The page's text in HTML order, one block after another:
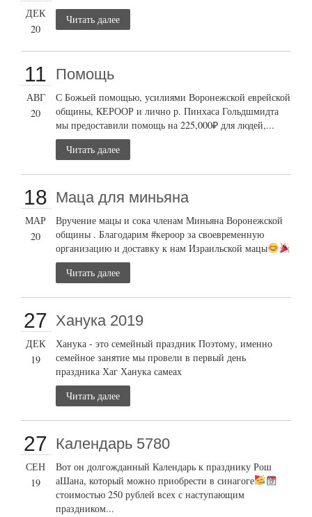
ДЕК
20
Читать далее
11
АВГ
20
Помощь
С Божьей помощью, усилиями Воронежской еврейской
общины, КЕРООР и лично р. Пинхаса Гольдшмидта
мы предоставили помощь на 225,000₽ для людей,...
Читать далее
18
МАР
20
Маца для миньяна
Вручение мацы и сока членам Миньяна Воронежской
общины . Благодарим #кероор за своевременную
организацию и доставку к нам Израильской мацы
Читать далее
27
ДЕК
19
Ханука 2019
Ханука - это семейный праздник Поэтому, именно
семейное занятие мы провели в первый день
праздника Хаг Ханука самеах
Читать далее
27
СЕН
19
Календарь 5780
Вот он долгожданный Календарь к празднику Рош
аШана, который можно приобрести в синагоге
стоимостью 250 рублей всех с наступающим
праздником...